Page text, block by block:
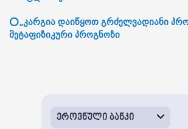
⭕„კარგია დაიწყოთ გრძელვადიანი
მეტაფიზიკური პროგნოზი